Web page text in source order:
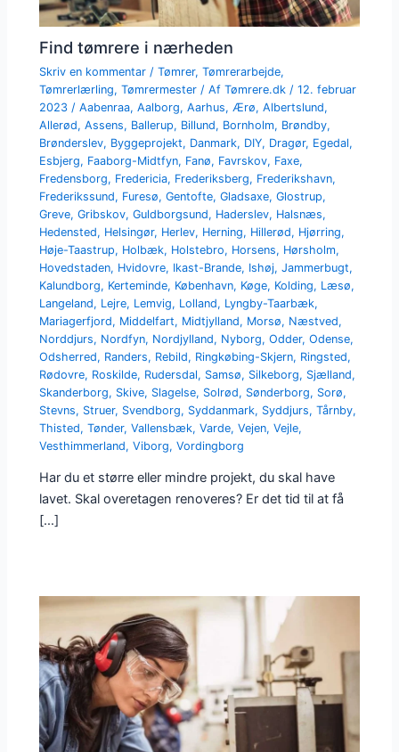
Find tømrere i nærheden
Skriv en kommentar /Tømrer,Tømrerarbejde,
Tømrerlærling,Tømrermester / AfTømrere.dk/12. februar
2023/Aabenraa,Aalborg,Aarhus,Ærø,Albertslund,
Allerød,Assens, Ballerup, Billund, Bornholm, Brøndby,
Brønderslev, Byggeprojekt, Danmark, DIY, Dragør, Egedal,
Esbjerg, Faaborg-Midtfyn, Fanø, Favrskov, Faxe,
Fredensborg, Fredericia, Frederiksberg, Frederikshavn,
Frederikssund, Furesø,Gentofte,Gladsaxe,Glostrup,
Greve,Gribskov,Guldborgsund, Haderslev, Halsnæs,
Hedensted, Helsingør, Herlev, Herning, Hillerød, Hjørring,
Høje-Taastrup, Holbæk, Holstebro, Horsens, Hørsholm,
Hovedstaden, Hvidovre, Ikast-Brande, Ishøj,Jammerbugt,
Kalundborg, Kerteminde, København, Køge, Kolding, Læsø,
Langeland, Lejre, Lemvig, Lolland, Lyngby-Taarbæk,
Mariagerfjord, Middelfart, Midtjylland, Morsø, Næstved,
Norddjurs, Nordfyn, Nordjylland, Nyborg,Odder,Odense,
Odsherred, Randers, Rebild, Ringkøbing-Skjern, Ringsted,
Rødovre, Roskilde, Rudersdal, Samsø, Silkeborg, Sjælland,
Skanderborg, Skive, Slagelse, Solrød, Sønderborg, Sorø,
Stevns, Struer, Svendborg, Syddanmark, Syddjurs,Tårnby,
Thisted,Tønder,Vallensbæk,Varde,Vejen,Vejle,
Vesthimmerland,Viborg,Vordingborg
Har du et større eller mindre projekt, du skal have
lavet. Skal overetagen renoveres? Er det tid til at få
[…]